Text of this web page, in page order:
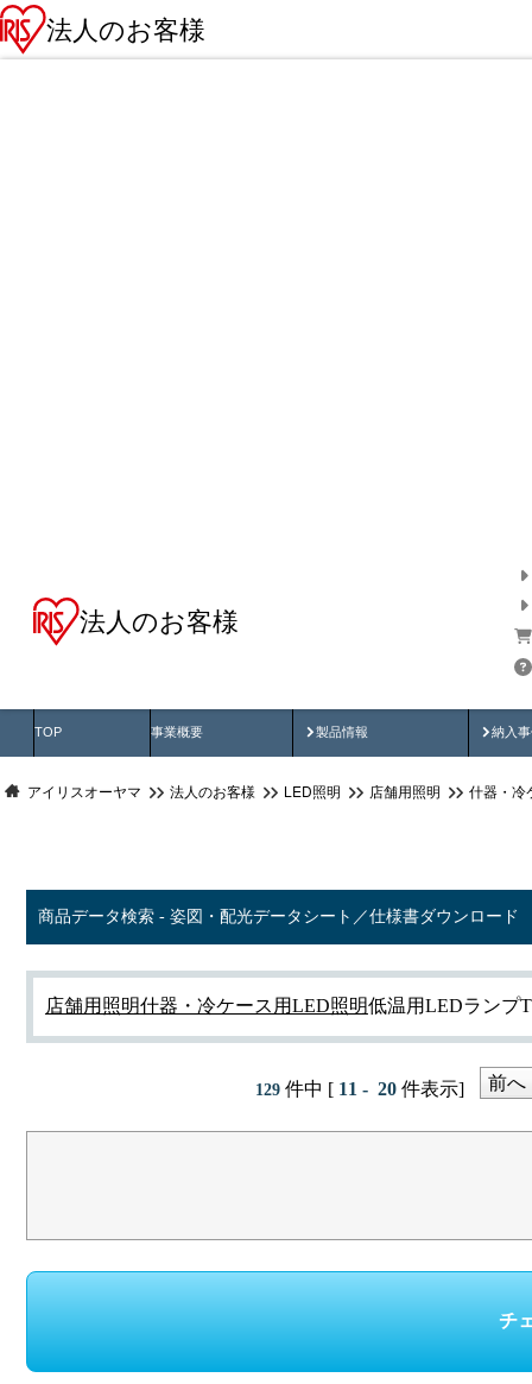
法人のお客様
法人のお客様
TOP 事業概要 製品情報
製品動画 納入
納
アイリスオーヤマ 法人のお客様 LED照明 店舗用照明 什器・冷
商品データ検索 - 姿図・配光データシート／仕様書ダウンロード
店舗用照明什器・冷ケース用LED照明低温用LEDランプ
129 件中 [ 11 - 20 件表示] 前へ